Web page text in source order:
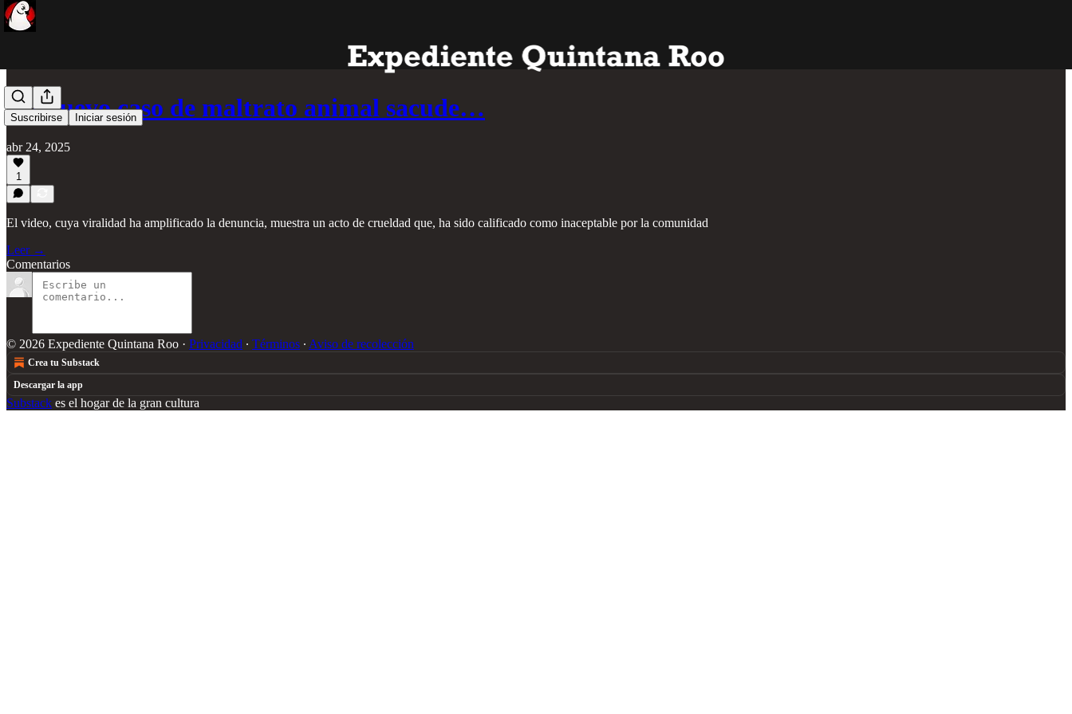
Suscribirse Iniciar sesión
Un nuevo caso de maltrato animal sacude…
abr 24, 2025
1
El video, cuya viralidad ha amplificado la denuncia, muestra un acto de crueldad que, ha sido calificado como inaceptable por la comunidad
Leer →
Comentarios
© 2026 Expediente Quintana Roo · Privacidad ∙ Términos ∙ Aviso de recolección
Crea tu Substack
Descargar la app
Substack es el hogar de la gran cultura